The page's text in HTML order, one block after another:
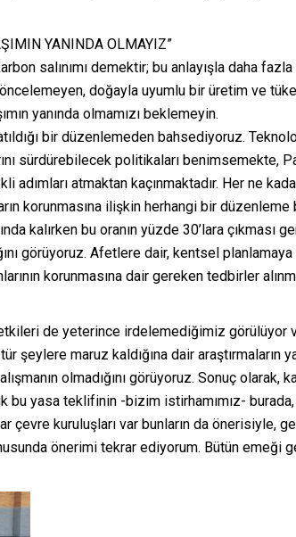
YANINDA OLMAYIZ”
salınımı demektir; bu anlayışla daha fazla
doğayla uyumlu bir üretim ve
yanında olmamızı beklemeyin.
bir düzenlemeden bahsediyoruz.
sürdürebilecek politikaları benimsemekte,
atmaktan kaçınmaktadır. Her ne
korunmasına ilişkin herhangi bir düzenleme
kalırken bu oranın yüzde 30’lara çıkması
görüyoruz. Afetlere dair, kentsel planlamaya
korunmasına dair gereken tedbirler
de yeterince irdelemediğimiz görülüyor
şeylere maruz kaldığına dair araştırmaların
olmadığını görüyoruz. Sonuç olarak,
bu yasa teklifinin -bizim istirhamımız-
çevre kuruluşları var bunların da önerisiyle,
önerimi tekrar ediyorum. Bütün emeği